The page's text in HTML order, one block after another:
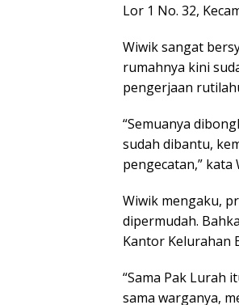
Lor 1 No. 32,
Wiwik sangat
rumahnya kini
pengerjaan
“Semuanya
sudah dibantu,
pengecatan,” kata
Wiwik mengaku,
dipermudah.
Kantor Kelurahan
“Sama Pak Lurah
sama warganya,